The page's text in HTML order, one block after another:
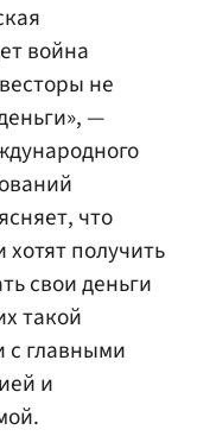
война
не
—
что
получить
свои деньги
такой
с главными
и